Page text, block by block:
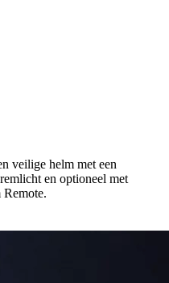
veilige helm met een
en optioneel met